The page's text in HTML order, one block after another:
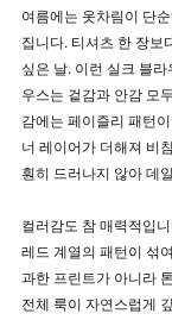
여름에는 옷차림이 단
집니다. 티셔츠 한 장보
싶은 날. 이런 실크 블
우스는 겉감과 안감 모
감에는 페이즐리 패턴
너 레이어가 더해져 비
훤히 드러나지 않아 데
컬러감도 참 매력적입
레드 계열의 패턴이 섞
과한 프린트가 아니라
전체 룩이 자연스럽게